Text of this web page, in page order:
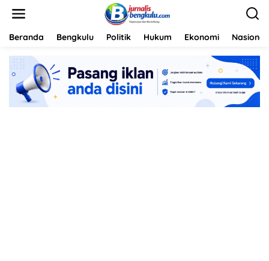
Beranda Bengkulu Politik Hukum Ekonomi Nasional